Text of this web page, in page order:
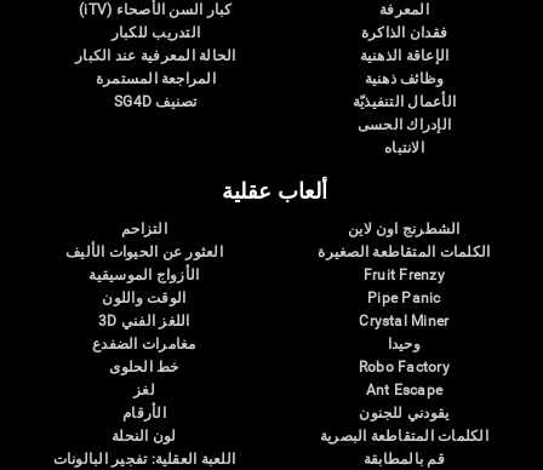
المعرفة
فقدان الذاكرة
الإعاقة الذهنية
وظائف ذهنية
الأعمال التنفيذيّة
الإدراك الحسى
الانتباه
كبار السن الأصحاء (iTV)
التدريب للكبار
الحالة المعرفية عند الكبار
المراجعة المستمرة
تصنيف SG4D
ألعاب عقلية
الشطرنج اون لاين
الكلمات المتقاطعة الصغيرة
Fruit Frenzy
Pipe Panic
Crystal Miner
وحيدا
Robo Factory
Ant Escape
يقودني للجنون
الكلمات المتقاطعة البصرية
قم بالمطابقة
التزاحم
العثور عن الحيوات الأليف
الأزواج الموسيقية
الوقت واللون
اللغز الفني 3D
مغامرات الضفدع
خط الحلوى
لغز
الأرقام
لون النحلة
اللعبة العقلية: تفجير البالونات